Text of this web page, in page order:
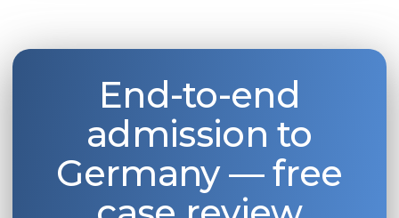
End-to-end
admission to
Germany — free